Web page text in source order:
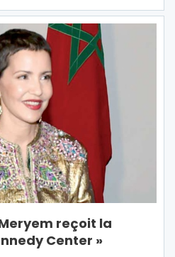
reçoit la
Center »